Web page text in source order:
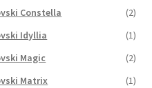
Constella
(2)
Idyllia
(1)
Magic
(2)
Matrix
(1)